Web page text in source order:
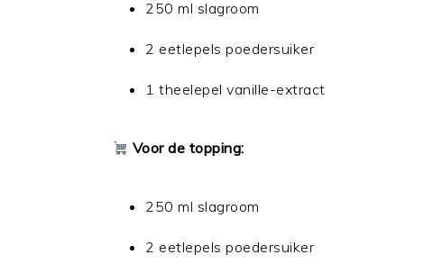
250 ml slagroom
2 eetlepels poedersuiker
1 theelepel vanille-extract
Voor de topping:
250 ml slagroom
2 eetlepels poedersuiker